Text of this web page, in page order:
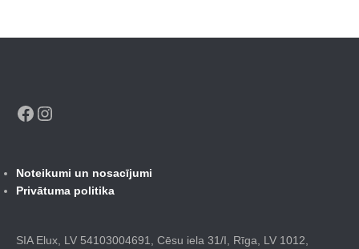
Facebook
Noteikumi un nosacījumi
Privātuma politika
SIA Elux, LV 54103004691, Cēsu iela 31/I, Rīga, LV 1012,